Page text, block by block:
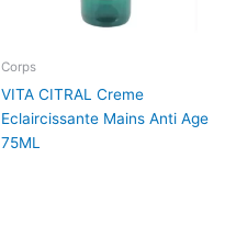
Corps
VITA CITRAL Creme
Eclaircissante Mains Anti Age
75ML